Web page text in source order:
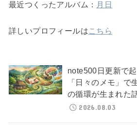
最近つくったアルバム： 月日
詳しいプロフィールはこちら
note500日更新で
「日々のメモ」で
の循環が生まれた
2026.08.03